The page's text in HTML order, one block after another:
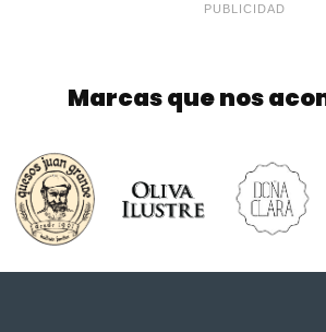
PUBLICIDAD
Marcas que nos